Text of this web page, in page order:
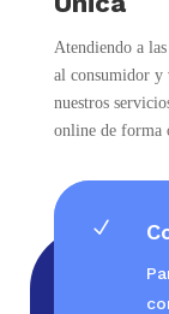
Atendiendo a
al consumidor y
nuestros
online de forma
N